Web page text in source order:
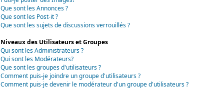
Que sont les Annonces ?
Que sont les Post-it ?
Que sont les sujets de discussions verrouillés ?
Niveaux des Utilisateurs et Groupes
Qui sont les Administrateurs ?
Qui sont les Modérateurs?
Que sont les groupes d'utilisateurs ?
Comment puis-je joindre un groupe d'utilisateurs ?
Comment puis-je devenir le modérateur d'un groupe d'utilisateurs ?